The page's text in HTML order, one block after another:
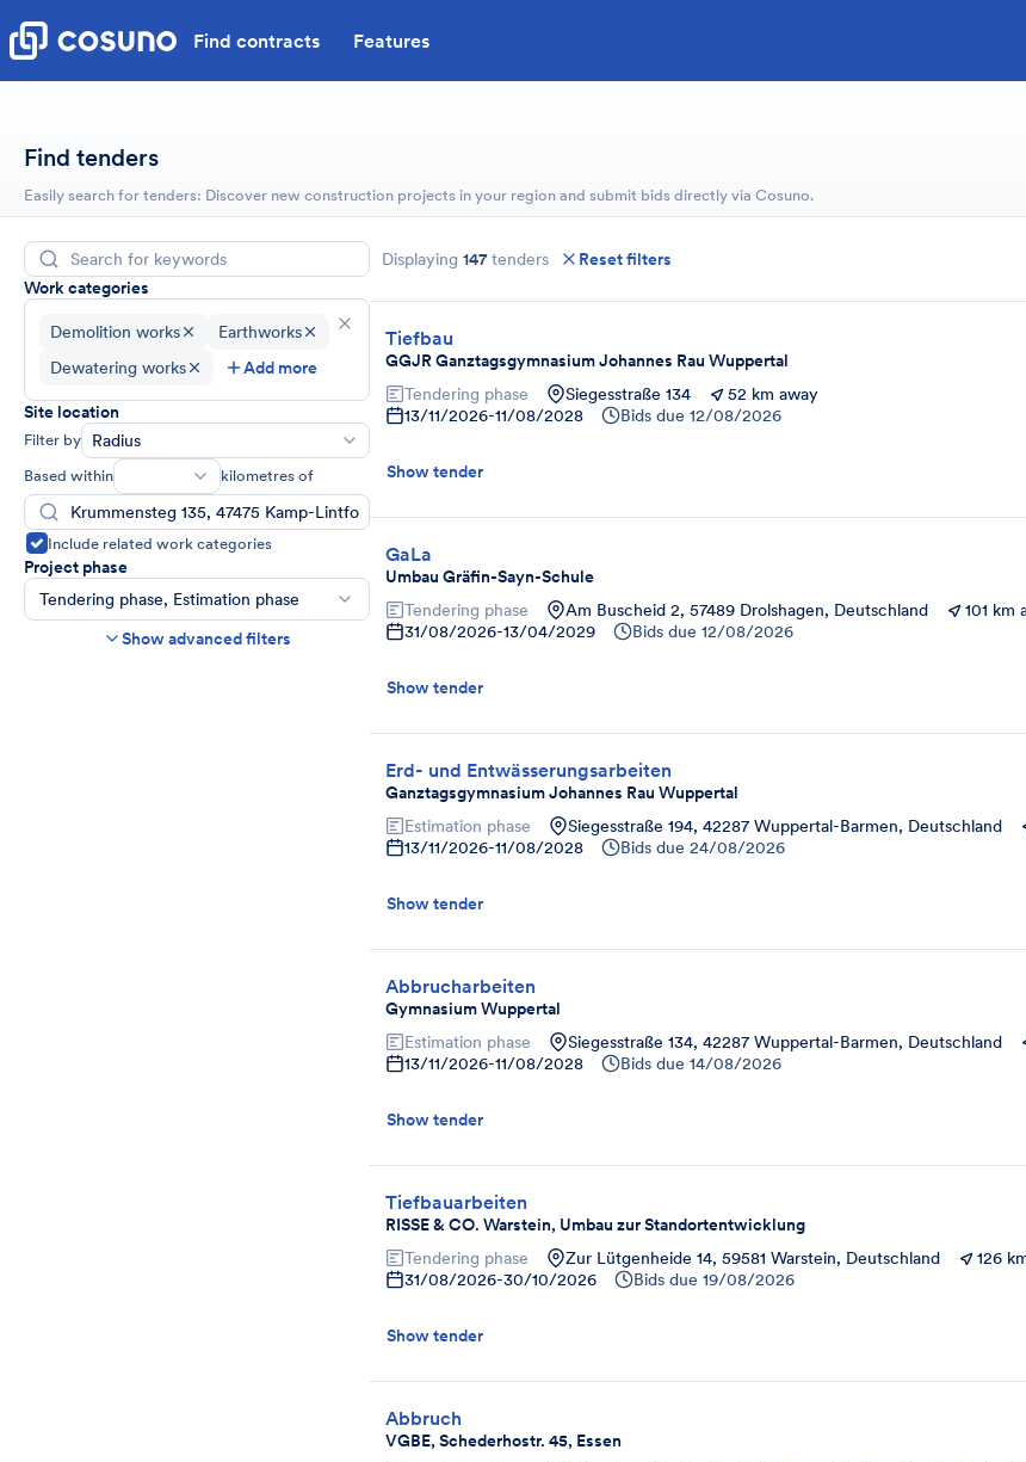
Find contracts Features
Find tenders
Easily search for tenders: Discover new construction projects in your region and submit bids directly via Cosuno.
Work categories
Demolition works
Earthworks
Dewatering works
Add more
Site location
Filter by Radius
Based within kilometres of
Include related work categories
Project phase
Tendering phase, Estimation phase
Construction time frame
End
Show advanced filters
Displaying 147tenders Reset filters
Tiefbau
GGJR Ganztagsgymnasium Johannes Rau Wuppertal
Tendering phase Siegesstraße 134
52 km away
13/11/2026-11/08/2028 Bids due 12/08/2026
Show tender
GaLa
Umbau Gräfin-Sayn-Schule
Tendering phase Am Buscheid 2, 57489 Drolshagen, Deutschland
101 km
31/08/2026-13/04/2029 Bids due 12/08/2026
Show tender
Erd- und Entwässerungsarbeiten
Ganztagsgymnasium Johannes Rau Wuppertal
Estimation phase Siegesstraße 194, 42287 Wuppertal-Barmen, Deutschland
13/11/2026-11/08/2028 Bids due 24/08/2026
Show tender
Abbrucharbeiten
Gymnasium Wuppertal
Estimation phase Siegesstraße 134, 42287 Wuppertal-Barmen, Deutschland
13/11/2026-11/08/2028 Bids due 14/08/2026
Show tender
Tiefbauarbeiten
RISSE & CO. Warstein, Umbau zur Standortentwicklung
Tendering phase Zur Lütgenheide 14, 59581 Warstein, Deutschland
126
31/08/2026-30/10/2026 Bids due 19/08/2026
Show tender
Abbruch
VGBE, Schederhostr. 45, Essen